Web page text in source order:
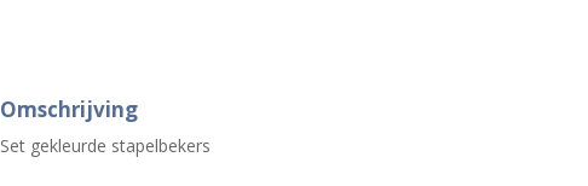
Omschrijving
Set gekleurde stapelbekers